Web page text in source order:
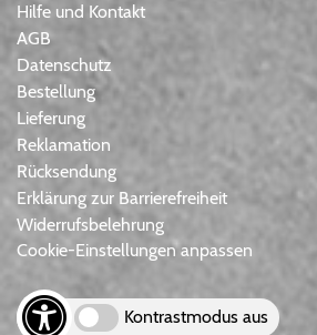
Hilfe und Kontakt
AGB
Datenschutz
Bestellung
Lieferung
Reklamation
Rücksendung
Erklärung zur Barrierefreiheit
Widerrufsbelehrung
Cookie-Einstellungen anpassen
Kontrastmodus aus